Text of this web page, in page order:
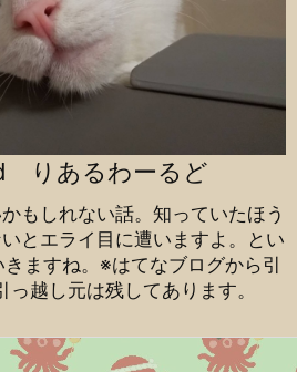
りあるわーるど
もしれない話。知っていたほう
とエライ目に遭いますよ。とい
ますね。※はてなブログから引
っ越し元は残してあります。